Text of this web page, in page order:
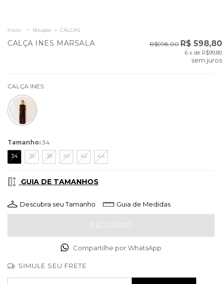
Início > Roupas > CALÇAS
CALÇA INES MARSALA R$998,00 R$ 598,80
6 x de R$99,80
sem juros
CALÇA INES:
Tamanho: 34
34 36 38 40 42 44
GUIA DE TAMANHOS
Descubra seu Tamanho Guia de Medidas
Compartilhe por WhatsApp
SIMULE SEU FRETE
Entregas para o CEP:
ALTERAR CEP